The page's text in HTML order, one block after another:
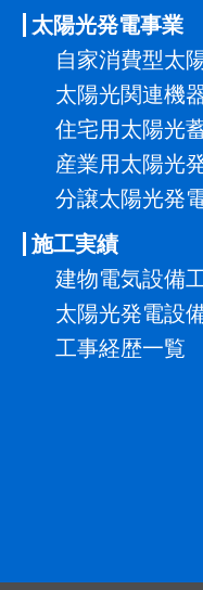
太陽光発電事業
自家消費型太
太陽光関連機
住宅用太陽光
産業用太陽光
分譲太陽光発
施工実績
建物電気設備
太陽光発電設
工事経歴一覧